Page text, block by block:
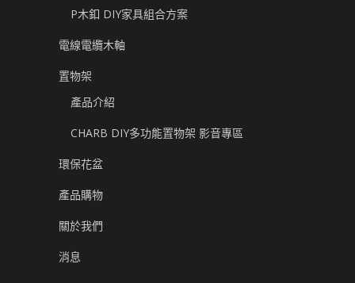
P木釦 DIY家具組合方案
電線電纜木軸
置物架
產品介紹
CHARB DIY多功能置物架 影音專區
環保花盆
產品購物
關於我們
消息